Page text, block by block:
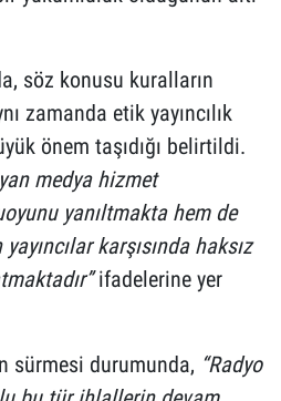
söz konusu kuralların
zamanda etik yayıncılık
önem taşıdığı belirtildi.
medya hizmet
yanıltmakta hem de
karşısında haksız
ifadelerine yer
sürmesi durumunda, “Radyo